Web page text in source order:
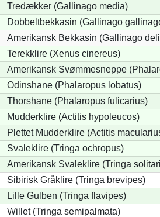
Tredækker (Gallinago media)
Dobbeltbekkasin (Gallinago
Amerikansk Bekkasin (Gallinago
Terekklire (Xenus cinereus)
Amerikansk Svømmesneppe
Odinshane (Phalaropus lobatus)
Thorshane (Phalaropus fulicarius)
Mudderklire (Actitis hypoleucos)
Plettet Mudderklire (Actitis
Svaleklire (Tringa ochropus)
Amerikansk Svaleklire (Tringa
Sibirisk Gråklire (Tringa brevipes)
Lille Gulben (Tringa flavipes)
Willet (Tringa semipalmata)